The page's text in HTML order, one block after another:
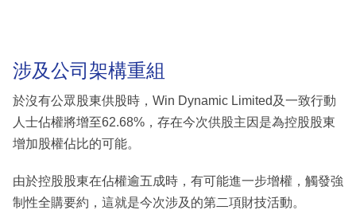
涉及公司架構重組
於沒有公眾股東供股時，Win Dynamic Limited及一致行動
人士佔權將增至62.68%，存在今次供股主因是為控股股東
增加股權佔比的可能。
由於控股股東在佔權逾五成時，有可能進一步增權，觸發強
制性全購要約，這就是今次涉及的第二項財技活動。